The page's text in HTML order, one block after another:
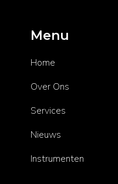
Menu
Home
Over Ons
Services
Nieuws
Instrumenten